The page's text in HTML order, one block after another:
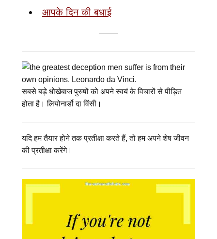
आपके दिन की बधाई
सबसे बड़े धोखेबाज पुरुषों को अपने स्वयं के विचारों से पीड़ित
होता है। लियोनार्डो दा विंसी।
यदि हम तैयार होने तक प्रतीक्षा करते हैं, तो हम अपने शेष जीवन
की प्रतीक्षा करेंगे।